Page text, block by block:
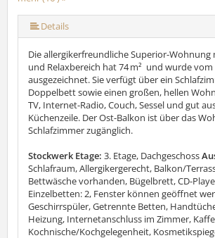
mehr (16 ) »
mehr (16 ) »
mehr (16 ) »
mehr (16 ) »
mehr (16 ) »
mehr (16 ) »
mehr (16 ) »
mehr (16 ) »
mehr (16 ) »
mehr (16 ) »
mehr (16 ) »
mehr (16 ) »
Details
Die allergikerfreundliche Superior-
und Relaxbereich hat 74 m² und wurde
ausgezeichnet. Sie verfügt über ein
Doppelbett sowie einen großen, hellen
TV, Internet-Radio, Couch, Sessel und gut
Küchenzeile. Der Ost-Balkon ist über das
Schlafzimmer zugänglich.
Stockwerk Etage: 3. Etage, Dachgeschoss
Schlafraum, Allergikergerecht, Balkon/
Bettwäsche vorhanden, Bügelbrett, CD-
Einzelbetten: 2, Fenster können geöffnet
Geschirrspüler, Getrennte Betten,
Heizung, Internetanschluss im Zimmer,
Kochnische/Kochgelegenheit,